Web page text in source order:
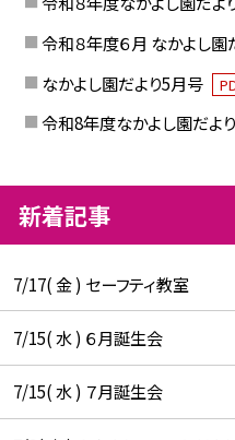
令和８年度６月 なかよし園
なかよし園だより5月号
令和8年度なかよし園だよ
新着記事
7/17( 金 ) セーフティ教室
7/15( 水 ) ６月誕生会
7/15( 水 ) ７月誕生会